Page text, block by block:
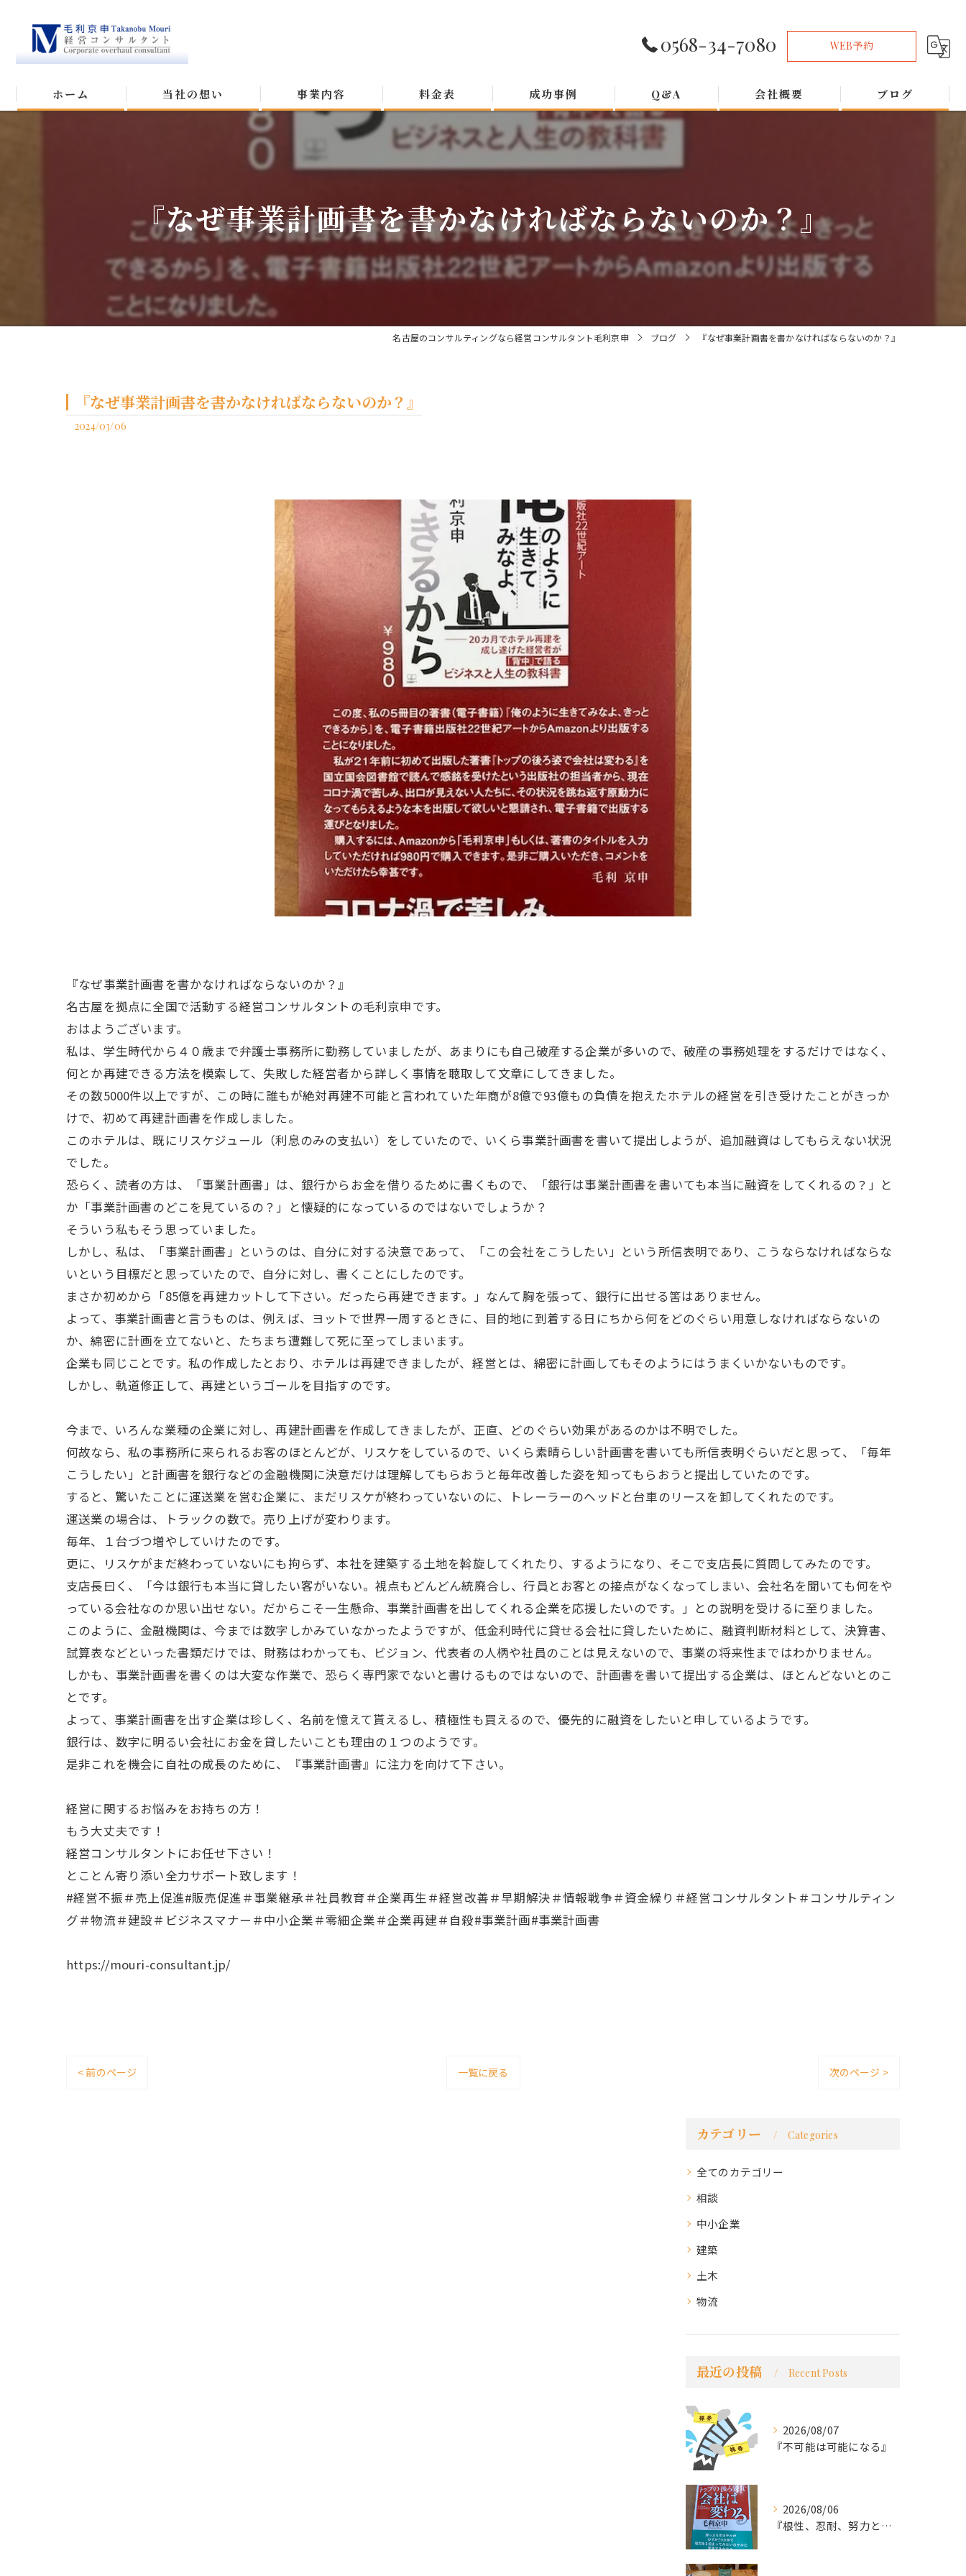
0568-34-7080 WEB予約
ホーム 当社の想い 事業内容 料金表 成功事例 Q&A 会社概要 ブログ
『なぜ事業計画書を書かなければならないのか？』
名古屋のコンサルティングなら経営コンサルタント毛利京申 ブログ 『なぜ事業計画書を書かなければならないのか？』
『なぜ事業計画書を書かなければならないのか？』
2024/03/06
『なぜ事業計画書を書かなければならないのか？』
名古屋を拠点に全国で活動する経営コンサルタントの毛利京申です。
おはようございます。
私は、学生時代から４０歳まで弁護士事務所に勤務していましたが、あまりにも自己破産する企業が多いので、破産の事務処理をするだけではなく、
何とか再建できる方法を模索して、失敗した経営者から詳しく事情を聴取して文章にしてきました。
その数5000件以上ですが、この時に誰もが絶対再建不可能と言われていた年商が8億で93億もの負債を抱えたホテルの経営を引き受けたことがきっか
けで、初めて再建計画書を作成しました。
このホテルは、既にリスケジュール（利息のみの支払い）をしていたので、いくら事業計画書を書いて提出しようが、追加融資はしてもらえない状況
でした。
恐らく、読者の方は、「事業計画書」は、銀行からお金を借りるために書くもので、「銀行は事業計画書を書いても本当に融資をしてくれるの？」と
か「事業計画書のどこを見ているの？」と懐疑的になっているのではないでしょうか？
そういう私もそう思っていました。
しかし、私は、「事業計画書」というのは、自分に対する決意であって、「この会社をこうしたい」という所信表明であり、こうならなければならな
いという目標だと思っていたので、自分に対し、書くことにしたのです。
まさか初めから「85億を再建カットして下さい。だったら再建できます。」なんて胸を張って、銀行に出せる筈はありません。
よって、事業計画書と言うものは、例えば、ヨットで世界一周するときに、目的地に到着する日にちから何をどのぐらい用意しなければならないの
か、綿密に計画を立てないと、たちまち遭難して死に至ってしまいます。
企業も同じことです。私の作成したとおり、ホテルは再建できましたが、経営とは、綿密に計画してもそのようにはうまくいかないものです。
しかし、軌道修正して、再建というゴールを目指すのです。
今まで、いろんな業種の企業に対し、再建計画書を作成してきましたが、正直、どのぐらい効果があるのかは不明でした。
何故なら、私の事務所に来られるお客のほとんどが、リスケをしているので、いくら素晴らしい計画書を書いても所信表明ぐらいだと思って、「毎年
こうしたい」と計画書を銀行などの金融機関に決意だけは理解してもらおうと毎年改善した姿を知ってもらおうと提出していたのです。
すると、驚いたことに運送業を営む企業に、まだリスケが終わっていないのに、トレーラーのヘッドと台車のリースを卸してくれたのです。
運送業の場合は、トラックの数で。売り上げが変わります。
毎年、１台づつ増やしていけたのです。
更に、リスケがまだ終わっていないにも拘らず、本社を建築する土地を斡旋してくれたり、するようになり、そこで支店長に質問してみたのです。
支店長曰く、「今は銀行も本当に貸したい客がいない。視点もどんどん統廃合し、行員とお客との接点がなくなってしまい、会社名を聞いても何をや
っている会社なのか思い出せない。だからこそ一生懸命、事業計画書を出してくれる企業を応援したいのです。」との説明を受けるに至りました。
このように、金融機関は、今までは数字しかみていなかったようですが、低金利時代に貸せる会社に貸したいために、融資判断材料として、決算書、
試算表などといった書類だけでは、財務はわかっても、ビジョン、代表者の人柄や社員のことは見えないので、事業の将来性まではわかりません。
しかも、事業計画書を書くのは大変な作業で、恐らく専門家でないと書けるものではないので、計画書を書いて提出する企業は、ほとんどないとのこ
とです。
よって、事業計画書を出す企業は珍しく、名前を憶えて貰えるし、積極性も買えるので、優先的に融資をしたいと申しているようです。
銀行は、数字に明るい会社にお金を貸したいことも理由の１つのようです。
是非これを機会に自社の成長のために、『事業計画書』に注力を向けて下さい。
経営に関するお悩みをお持ちの方！
もう大丈夫です！
経営コンサルタントにお任せ下さい！
とことん寄り添い全力サポート致します！
#経営不振＃売上促進#販売促進＃事業継承＃社員教育＃企業再生＃経営改善＃早期解決＃情報戦争＃資金繰り＃経営コンサルタント＃コンサルティン
グ＃物流＃建設＃ビジネスマナー＃中小企業＃零細企業＃企業再建＃自殺#事業計画#事業計画書
https://mouri-consultant.jp/
< 前のページ 一覧に戻る 次のページ >
カテゴリー Categories
全てのカテゴリー
相談
中小企業
建築
土木
物流
最近の投稿 Recent Posts
2026/08/07
『不可能は可能になる』
2026/08/06
『根性、忍耐、努力という言葉は死語なのか』